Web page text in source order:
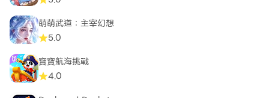
萌萌武道：主宰幻想
5.0
寶寶航海挑戰
4.0